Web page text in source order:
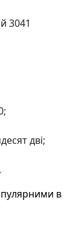
3041
дві;
в